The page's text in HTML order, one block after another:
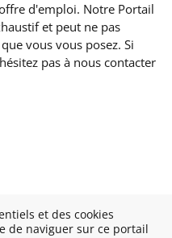
et des cookies
de naviguer sur ce portail
d'emploi. Notre Portail
et peut ne pas
vous vous posez. Si
pas à nous contacter